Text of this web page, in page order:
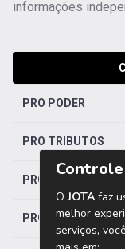
informações
PRO PODER
PRO TRIBUTOS
PRO TRABALHISTA
PRO SAÚDE